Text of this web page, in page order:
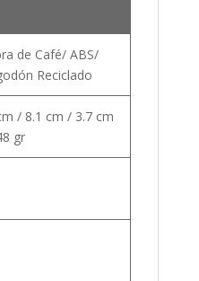
de Café/ ABS/
Reciclado
/ 8.1 cm / 3.7 cm
gr